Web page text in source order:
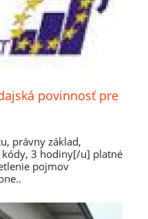
povinnosť pre
právny základ,
3 hodiny[/u] platné
pojmov